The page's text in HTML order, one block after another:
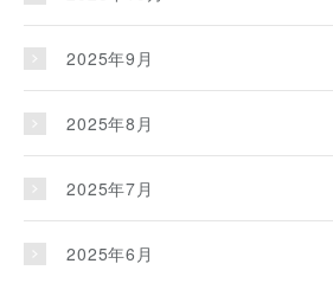
2025年9月
2025年8月
2025年7月
2025年6月